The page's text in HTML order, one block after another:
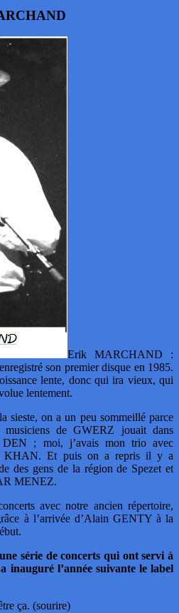
Erik MARCHAND :
son premier disque en 1985.
lente, donc qui ira vieux, qui
lentement.
sieste, on a un peu sommeillé parce
de GWERZ jouait dans
DEN ; moi, j’avais mon trio avec
KHAN. Et puis on a repris il y a
des gens de la région de Spezet et
MENEZ.
avec notre ancien répertoire,
à l’arrivée d’Alain GENTY à la
série de concerts qui ont servi à
inauguré l’année suivante le label
ça. (sourire)